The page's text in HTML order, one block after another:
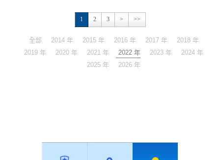
1 2 3 > >>
全部 2014 年 2015 年 2016 年 2017 年
2018 年
2019 年
2020 年 2021 年 2022 年 2023 年
2024 年
2025 年
2026 年